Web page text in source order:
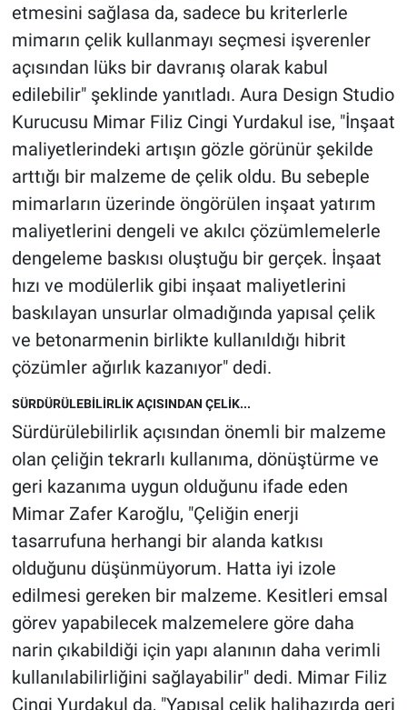
etmesini sağlasa da, sadece bu kriterlerle
mimarın çelik kullanmayı seçmesi işverenler
açısından lüks bir davranış olarak kabul
edilebilir" şeklinde yanıtladı. Aura Design Studio
Kurucusu Mimar Filiz Cingi Yurdakul ise, "İnşaat
maliyetlerindeki artışın gözle görünür şekilde
arttığı bir malzeme de çelik oldu. Bu sebeple
mimarların üzerinde öngörülen inşaat yatırım
maliyetlerini dengeli ve akılcı çözümlemelerle
dengeleme baskısı oluştuğu bir gerçek. İnşaat
hızı ve modülerlik gibi inşaat maliyetlerini
baskılayan unsurlar olmadığında yapısal çelik
ve betonarmenin birlikte kullanıldığı hibrit
çözümler ağırlık kazanıyor" dedi.
SÜRDÜRÜLEBİLİRLİK AÇISINDAN ÇELİK...
Sürdürülebilirlik açısından önemli bir malzeme
olan çeliğin tekrarlı kullanıma, dönüştürme ve
geri kazanıma uygun olduğunu ifade eden
Mimar Zafer Karoğlu, "Çeliğin enerji
tasarrufuna herhangi bir alanda katkısı
olduğunu düşünmüyorum. Hatta iyi izole
edilmesi gereken bir malzeme. Kesitleri emsal
görev yapabilecek malzemelere göre daha
narin çıkabildiği için yapı alanının daha verimli
kullanılabilirliğini sağlayabilir" dedi. Mimar Filiz
Cingi Yurdakul da, "Yapısal çelik halihazırda geri